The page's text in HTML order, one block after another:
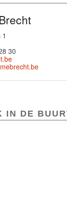
30
IN DE